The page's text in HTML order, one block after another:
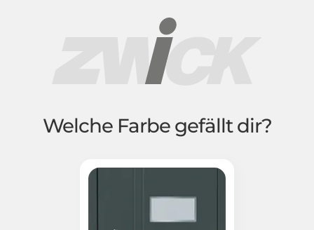
Welche Farbe gefällt dir?